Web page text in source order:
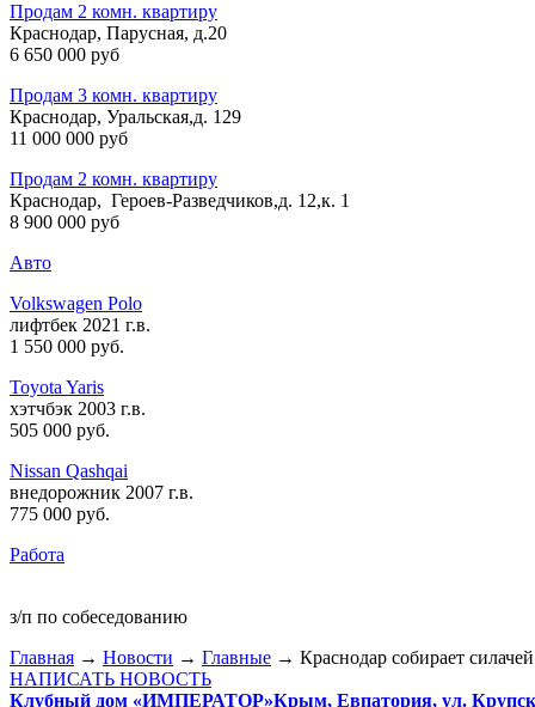
Продам 2 комн. квартиру
Краснодар, Парусная, д.20
6 650 000 руб
Продам 3 комн. квартиру
Краснодар, Уральская,д. 129
11 000 000 руб
Продам 2 комн. квартиру
Краснодар, Героев-Разведчиков,д. 12,к. 1
8 900 000 руб
Авто
Volkswagen Polo
лифтбек 2021 г.в.
1 550 000 руб.
Toyota Yaris
хэтчбэк 2003 г.в.
505 000 руб.
Nissan Qashqai
внедорожник 2007 г.в.
775 000 руб.
Работа
з/п по собеседованию
Главная → Новости → Главные → Краснодар собирает силачей
НАПИСАТЬ НОВОСТЬ
Клубный дом «ИМПЕРАТОР»Крым, Евпатория, ул.